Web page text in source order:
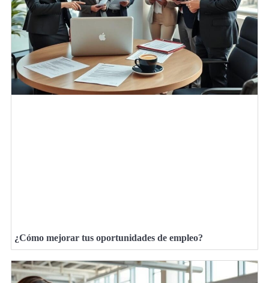
¿Cómo mejorar tus oportunidades de empleo?